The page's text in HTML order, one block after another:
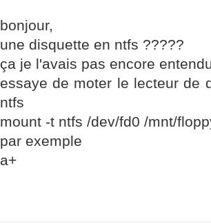
bonjour,
une disquette en ntfs ?????
ça je l'avais pas encore
essaye de moter le lecteur de
ntfs
mount -t ntfs /dev/fd0 /mnt/
par exemple
a+